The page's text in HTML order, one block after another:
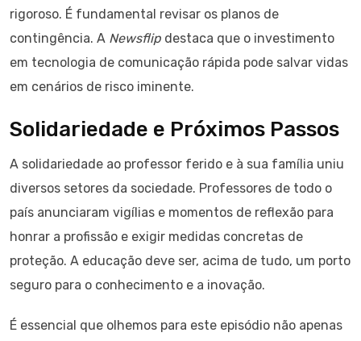
rigoroso. É fundamental revisar os planos de
contingência. A Newsflip destaca que o investimento
em tecnologia de comunicação rápida pode salvar vidas
em cenários de risco iminente.
Solidariedade e Próximos Passos
A solidariedade ao professor ferido e à sua família uniu
diversos setores da sociedade. Professores de todo o
país anunciaram vigílias e momentos de reflexão para
honrar a profissão e exigir medidas concretas de
proteção. A educação deve ser, acima de tudo, um porto
seguro para o conhecimento e a inovação.
É essencial que olhemos para este episódio não apenas